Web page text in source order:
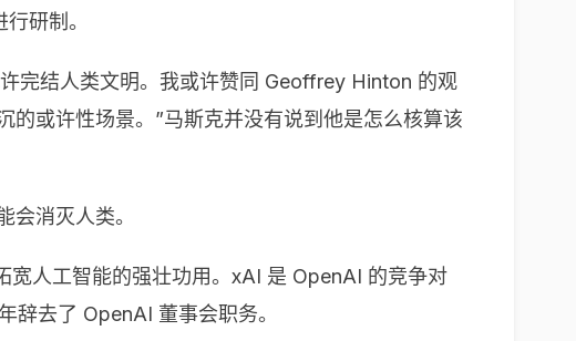
研制。
完结人类文明。我或许赞同 Geoffrey Hinton 的观
或许性场景。”马斯克并没有说到他是怎么核算该
会消灭人类。
人工智能的强壮功用。xAI 是 OpenAI 的竞争对
辞去了 OpenAI 董事会职务。